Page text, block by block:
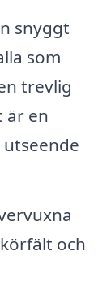
snyggt
som
trevlig
är en
och